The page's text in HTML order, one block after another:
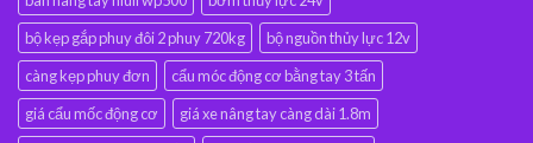
bộ kẹp gắp phuy đôi 2 phuy 720kg
bộ nguồn thủy lực 12v
càng kẹp phuy đơn
cẩu móc động cơ bằng tay 3 tấn
giá cẩu mốc động cơ
giá xe nâng tay càng dài 1.8m